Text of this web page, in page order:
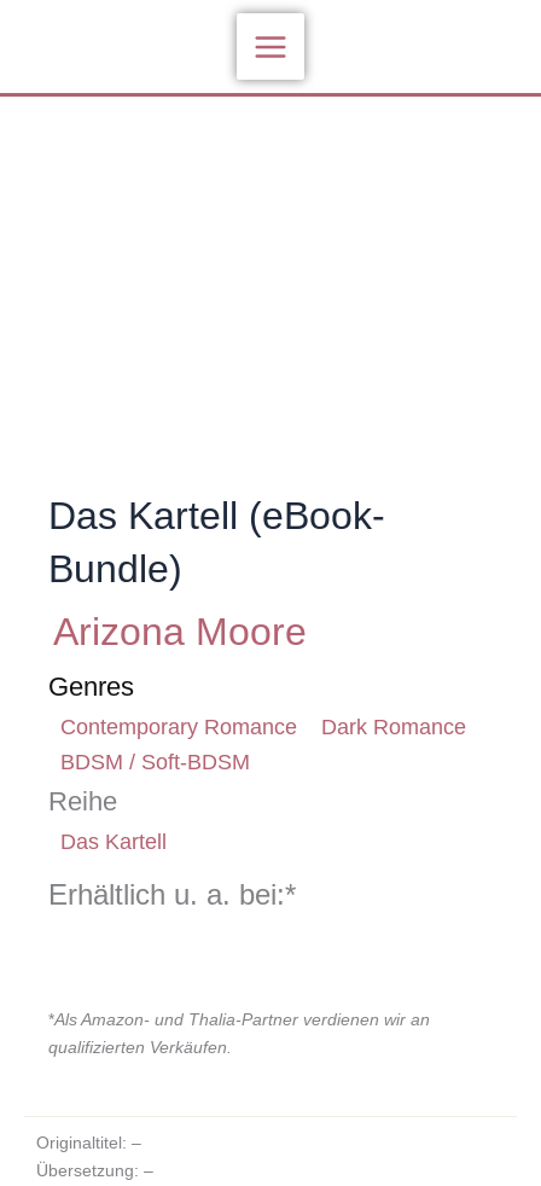
Das Kartell (eBook-
Bundle)
Arizona Moore
Genres
Contemporary Romance
Dark Romance
BDSM / Soft-BDSM
Reihe
Das Kartell
Erhältlich u. a. bei:*
*Als Amazon- und Thalia-Partner verdienen wir an
qualifizierten Verkäufen.
Originaltitel: –
Übersetzung: –